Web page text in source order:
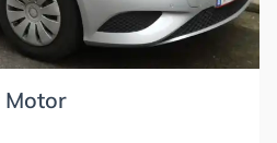
Motor